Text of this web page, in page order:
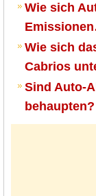
Wie sich
Wie sich
Cabrios
Sind Auto-
behaupten?